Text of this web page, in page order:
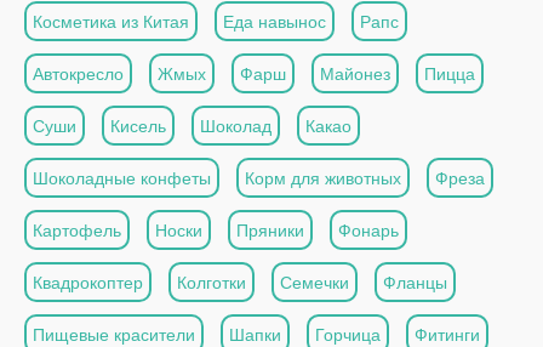
Косметика из Китая Еда навынос Рапс
Автокресло Жмых Фарш Майонез Пицца
Суши Кисель Шоколад Какао
Шоколадные конфеты Корм для животных Фреза
Картофель Носки Пряники Фонарь
Квадрокоптер Колготки Семечки Фланцы
Пищевые красители Шапки Горчица Фитинги